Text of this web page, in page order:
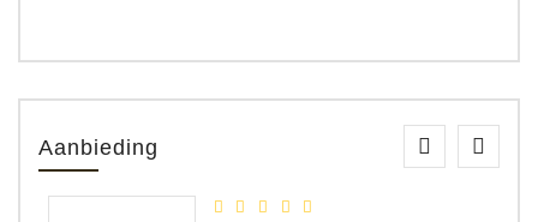
Aanbieding